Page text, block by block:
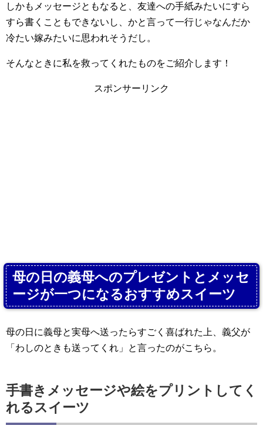
しかもメッセージともなると、友達への手紙みたいにすら
すら書くこともできないし、かと言って一行じゃなんだか
冷たい嫁みたいに思われそうだし。
そんなときに私を救ってくれたものをご紹介します！
スポンサーリンク
母の日の義母へのプレゼントとメッセ
ージが一つになるおすすめスイーツ
母の日に義母と実母へ送ったらすごく喜ばれた上、義父が
「わしのときも送ってくれ」と言ったのがこちら。
手書きメッセージや絵をプリントしてく
れるスイーツ